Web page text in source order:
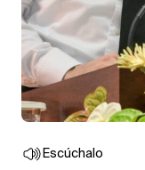
Escúchalo